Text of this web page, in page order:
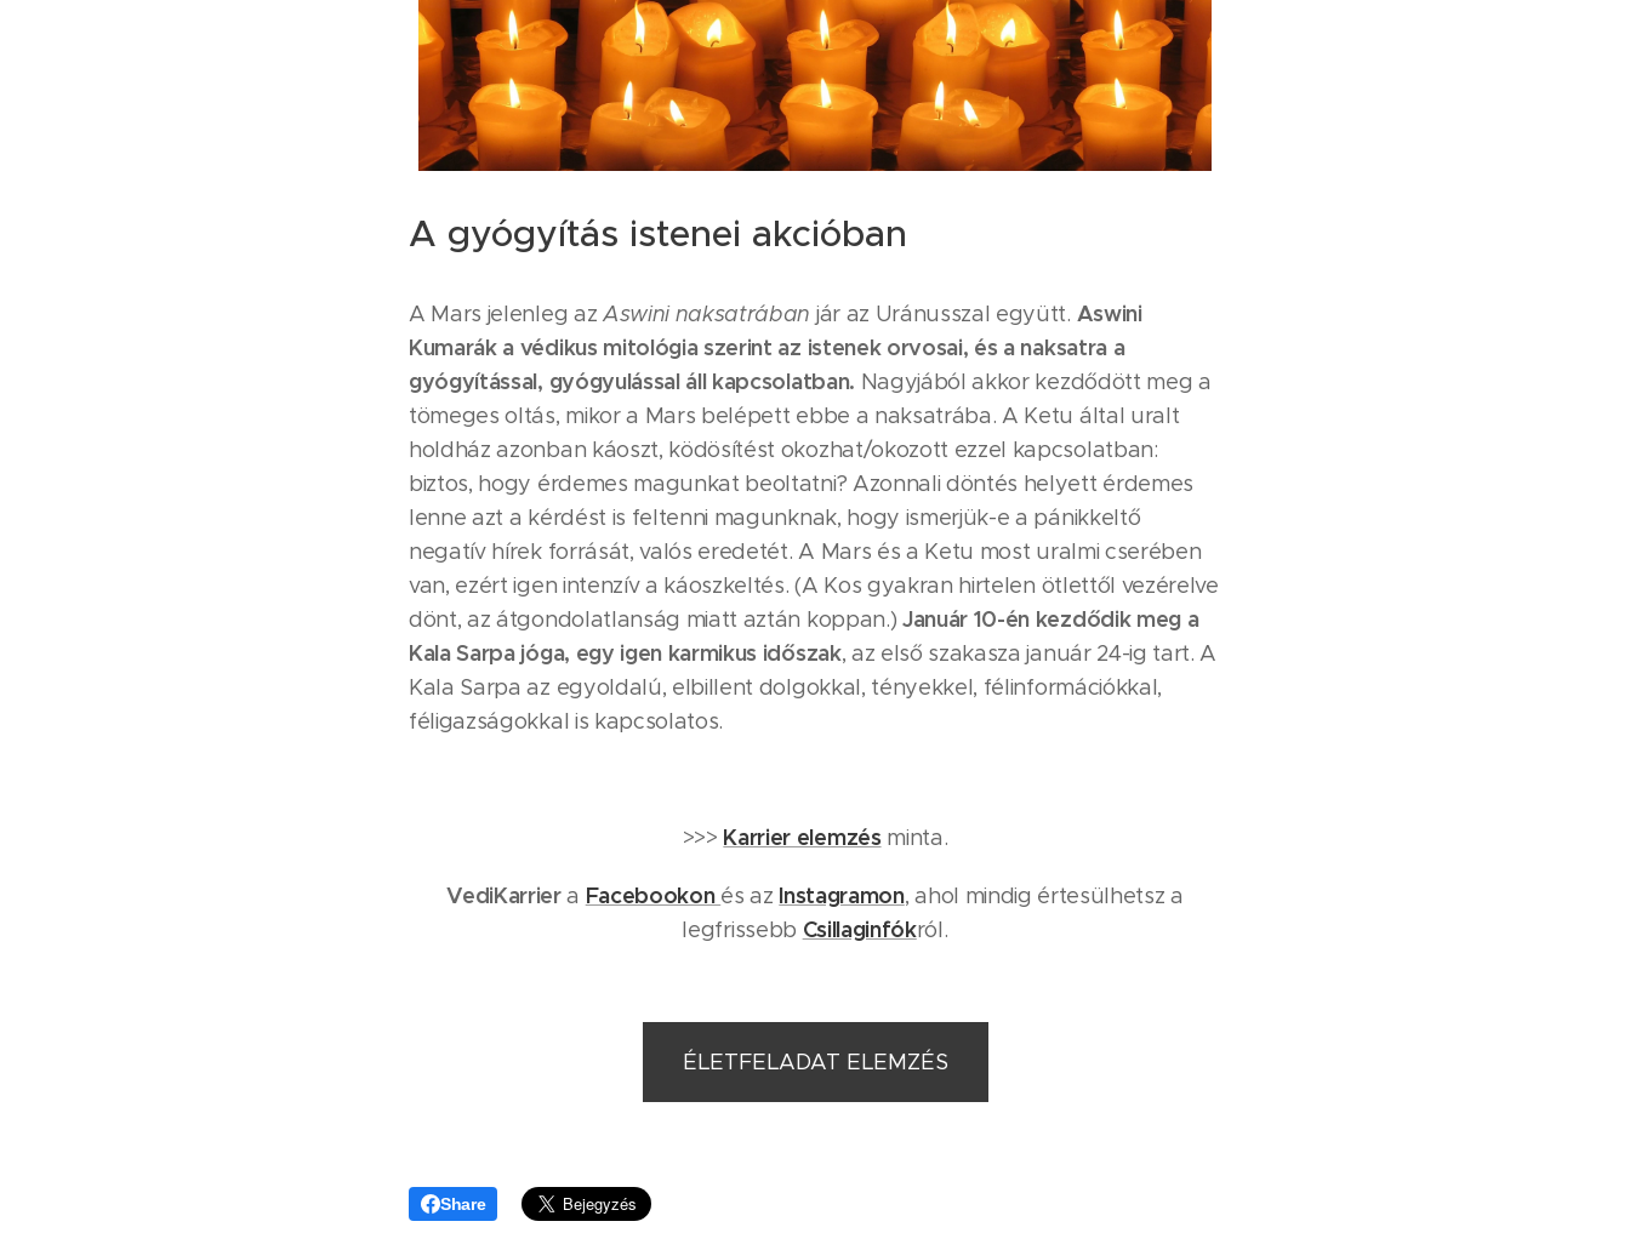
A gyógyítás istenei akcióban
A Mars jelenleg az Aswini naksatrában jár az Uránusszal együtt. Aswini
Kumarák a védikus mitológia szerint az istenek orvosai, és a naksatra a
gyógyítással, gyógyulással áll kapcsolatban. Nagyjából akkor kezdődött meg a
tömeges oltás, mikor a Mars belépett ebbe a naksatrába. A Ketu által uralt
holdház azonban káoszt, ködösítést okozhat/okozott ezzel kapcsolatban:
biztos, hogy érdemes magunkat beoltatni? Azonnali döntés helyett érdemes
lenne azt a kérdést is feltenni magunknak, hogy ismerjük-e a pánikkeltő
negatív hírek forrását, valós eredetét. A Mars és a Ketu most uralmi cserében
van, ezért igen intenzív a káoszkeltés. (A Kos gyakran hirtelen ötlettől vezérelve
dönt, az átgondolatlanság miatt aztán koppan.) Január 10-én kezdődik meg a
Kala Sarpa jóga, egy igen karmikus időszak, az első szakasza január 24-ig tart. A
Kala Sarpa az egyoldalú, elbillent dolgokkal, tényekkel, félinformációkkal,
féligazságokkal is kapcsolatos.
>>> Karrier elemzés minta.
VediKarriera Facebookon és az Instagramon, ahol mindig értesülhetsz a
legfrissebb Csillaginfókról.
ÉLETFELADAT ELEMZÉS
Share